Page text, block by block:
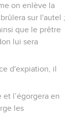
on enlève la
sur l'autel ;
que le prêtre
lui sera
d'expiation, il
et l’égorgera en
les